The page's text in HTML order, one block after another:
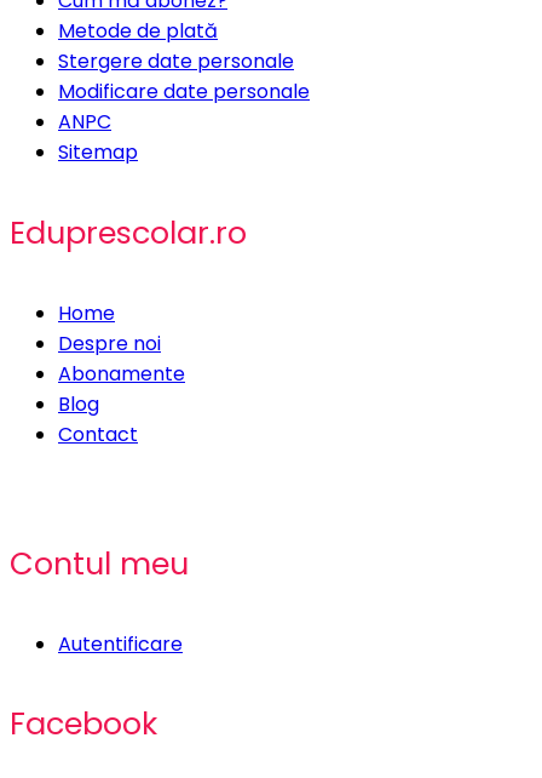
Metode de plată
Stergere date personale
Modificare date personale
ANPC
Sitemap
Eduprescolar.ro
Home
Despre noi
Abonamente
Blog
Contact
Contul meu
Autentificare
Facebook